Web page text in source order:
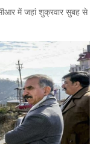
में जहां शुक्रवार सुबह से